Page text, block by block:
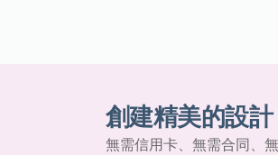
創建精美的設計
無需信用卡、無需合同、